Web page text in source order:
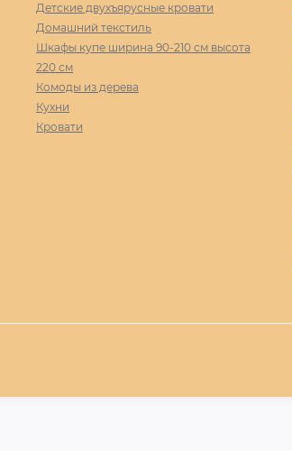
Детские двухъярусные кровати
Домашний текстиль
Шкафы купе ширина 90-210 cм высота
220 cм
Комоды из дерева
Кухни
Кровати